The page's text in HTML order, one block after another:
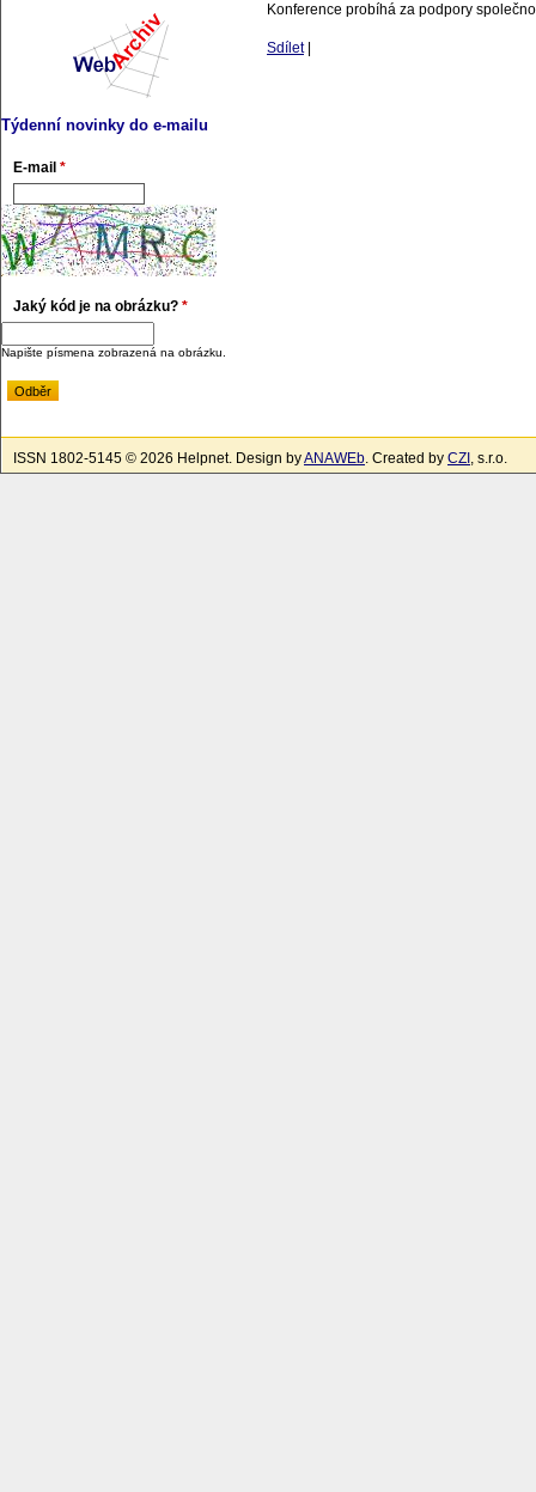
Konference probíhá za podpory
Sdílet
Týdenní novinky do e-mailu
E-mail *
Jaký kód je na obrázku? *
Napište písmena zobrazená na obrázku.
ISSN 1802-5145 © 2026 Helpnet. Design byANAWEb. Created by CZI , s.r.o.